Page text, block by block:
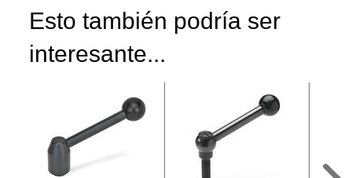
Esto también podría ser
interesante...